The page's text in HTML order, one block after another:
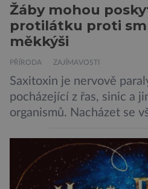
Žáby mohou
protilátku proti
měkkýši
PŘÍRODA ZAJÍMAVOSTI
Saxitoxin je nervově
pocházející z řas, sinic a
organismů. Nacházet se
slávky. K příznakům
dýchacích cest, dojít však
Dosud proti tomuto jedu